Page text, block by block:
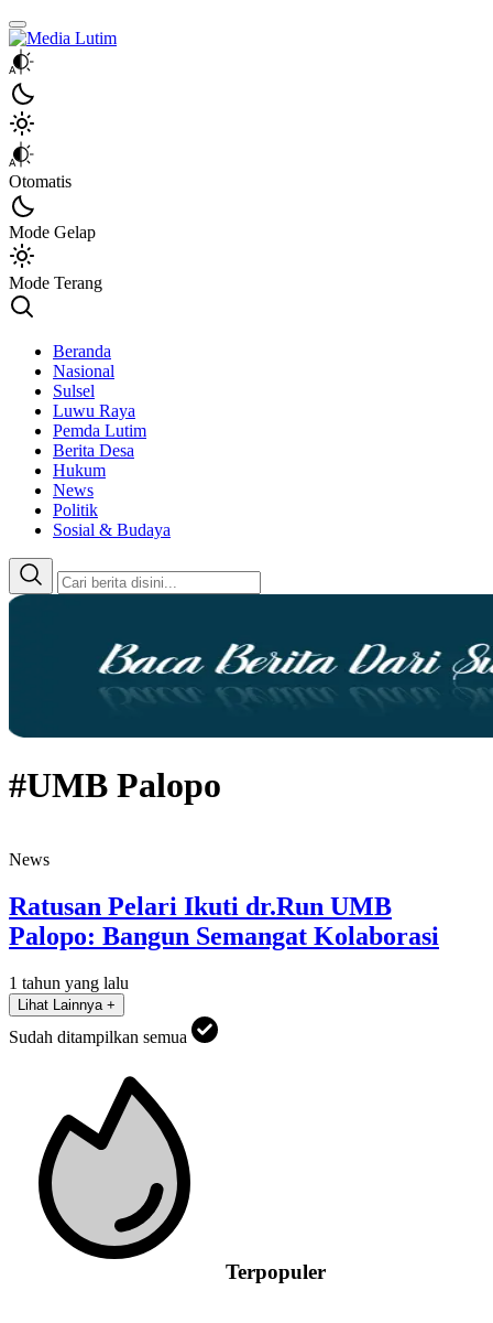
Media Lutim
Info untuk Lutim
Otomatis
Mode Gelap
Mode Terang
Beranda
Nasional
Sulsel
Luwu Raya
Pemda Lutim
Berita Desa
Hukum
News
Politik
Sosial & Budaya
#UMB Palopo
News
Ratusan Pelari Ikuti dr.Run UMB
Palopo: Bangun Semangat Kolaborasi
1 tahun yang lalu
Lihat Lainnya +
Sudah ditampilkan semua
Terpopuler